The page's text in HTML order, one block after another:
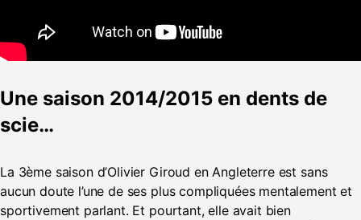
Une saison 2014/2015 en dents de
scie…
La 3ème saison d’Olivier Giroud en Angleterre est sans
aucun doute l’une de ses plus compliquées mentalement et
sportivement parlant. Et pourtant, elle avait bien